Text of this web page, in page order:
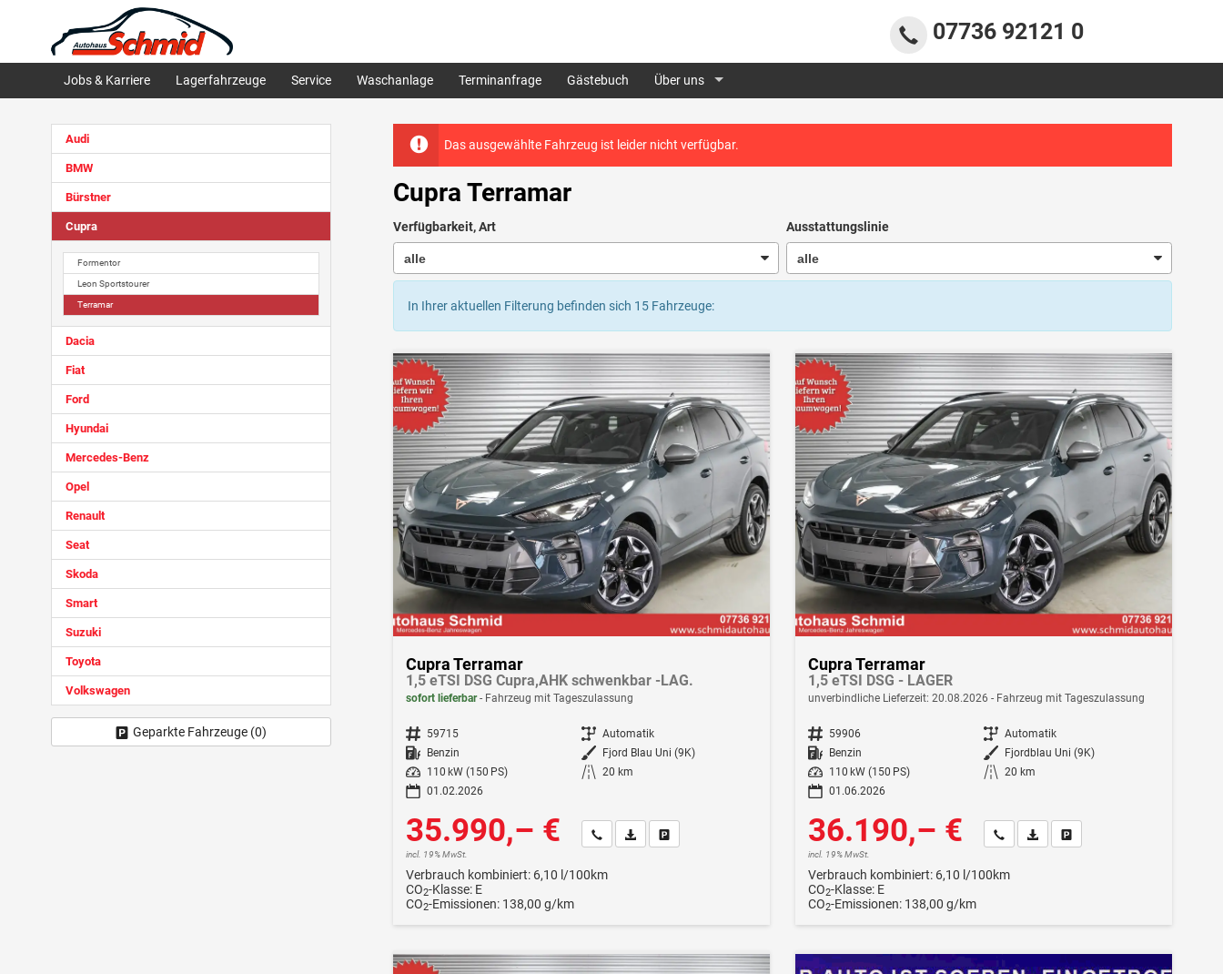
07736 92121 0
Jobs & Karriere Lagerfahrzeuge Service Waschanlage Terminanfrage Gästebuch Über uns
Das ausgewählte Fahrzeug ist leider nicht verfügbar.
Cupra Terramar
Verfügbarkeit, Art Ausstattungslinie
In Ihrer aktuellen Filterung befinden sich 15Fahrzeuge:
Cupra Terramar
1,5 eTSI DSG Cupra,AHK schwenkbar -LAG.
sofort lieferbar Fahrzeug mit Tageszulassung
Fahrzeugnr. 59715 Getriebe Automatik
Kraftstoff Benzin Außenfarbe Fjord Blau Uni (9K)
Leistung
110 kW (150 PS) Kilometerstand 20 km
01.02.2026
35.990,– €
incl. 19% MwSt.
Wir rufen Sie an
Fahrzeugexposé (PDF)
Fahrzeug parken
Verbrauch kombiniert: 6,10 l/100km
CO2-Klasse: E
CO2-Emissionen: 138,00 g/km
Cupra Terramar
1,5 eTSI DSG - LAGER
unverbindliche Lieferzeit: 20.08.2026 Fahrzeug mit Tageszulassung
Fahrzeugnr. 59906 Getriebe Automatik
Kraftstoff Benzin Außenfarbe Fjordblau Uni (9K)
Leistung
110 kW (150 PS) Kilometerstand 20 km
01.06.2026
36.190,– €
incl. 19% MwSt.
Wir rufen Sie an
Fahrzeugexposé (PDF)
Fahrzeug parken
Verbrauch kombiniert: 6,10 l/100km
CO2-Klasse: E
CO2-Emissionen: 138,00 g/km
Audi
BMW
Bürstner
Cupra
Formentor
Leon Sportstourer
Terramar
Dacia
Fiat
Ford
Hyundai
Mercedes-Benz
Opel
Renault
Seat
Skoda
Smart
Suzuki
Toyota
Volkswagen
Geparkte Fahrzeuge (0)